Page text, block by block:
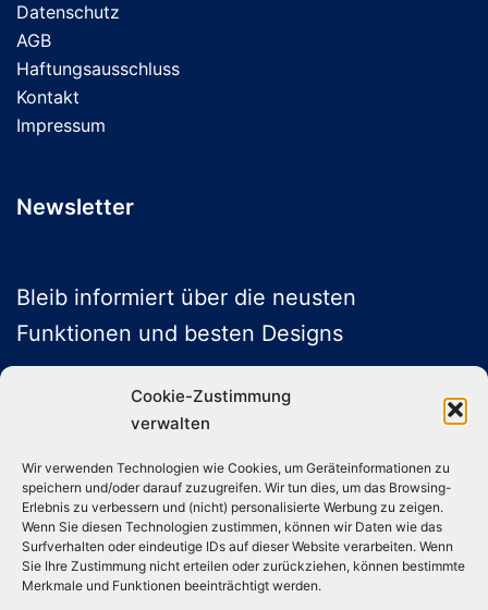
Cookie-Zustimmung
verwalten
Wir verwenden Technologien wie Cookies, um Geräteinformationen zu
speichern und/oder darauf zuzugreifen. Wir tun dies, um das Browsing-
Erlebnis zu verbessern und (nicht) personalisierte Werbung zu zeigen.
Wenn Sie diesen Technologien zustimmen, können wir Daten wie das
Surfverhalten oder eindeutige IDs auf dieser Website verarbeiten. Wenn
Sie Ihre Zustimmung nicht erteilen oder zurückziehen, können bestimmte
Merkmale und Funktionen beeinträchtigt werden.
Datenschutz
AGB
Haftungsausschluss
Kontakt
Impressum
Newsletter
Bleib informiert über die neusten
Funktionen und besten Designs
ABONNIEREN
Folge uns auf Social Media